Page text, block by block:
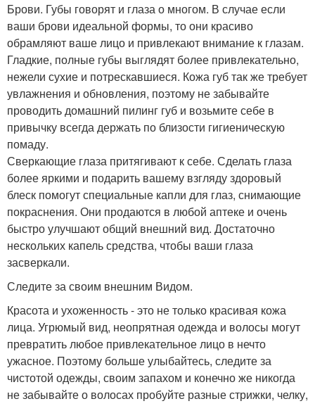
Брови. Губы говорят и глаза о многом. В случае если
ваши брови идеальной формы, то они красиво
обрамляют ваше лицо и привлекают внимание к глазам.
Гладкие, полные губы выглядят более привлекательно,
нежели сухие и потрескавшиеся. Кожа губ так же требует
увлажнения и обновления, поэтому не забывайте
проводить домашний пилинг губ и возьмите себе в
привычку всегда держать по близости гигиеническую
помаду.
Сверкающие глаза притягивают к себе. Сделать глаза
более яркими и подарить вашему взгляду здоровый
блеск помогут специальные капли для глаз, снимающие
покраснения. Они продаются в любой аптеке и очень
быстро улучшают общий внешний вид. Достаточно
нескольких капель средства, чтобы ваши глаза
засверкали.
Следите за своим внешним Видом.
Красота и ухоженность - это не только красивая кожа
лица. Угрюмый вид, неопрятная одежда и волосы могут
превратить любое привлекательное лицо в нечто
ужасное. Поэтому больше улыбайтесь, следите за
чистотой одежды, своим запахом и конечно же никогда
не забывайте о волосах пробуйте разные стрижки, челку,